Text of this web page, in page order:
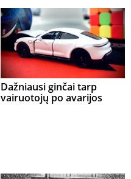
Dažniausi ginčai tarp
vairuotojų po avarijos